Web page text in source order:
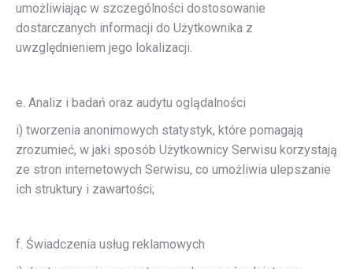
umożliwiając w szczególności dostosowanie
dostarczanych informacji do Użytkownika z
uwzględnieniem jego lokalizacji.
e. Analiz i badań oraz audytu oglądalności
i) tworzenia anonimowych statystyk, które pomagają
zrozumieć, w jaki sposób Użytkownicy Serwisu korzystają
ze stron internetowych Serwisu, co umożliwia ulepszanie
ich struktury i zawartości;
f. Świadczenia usług reklamowych